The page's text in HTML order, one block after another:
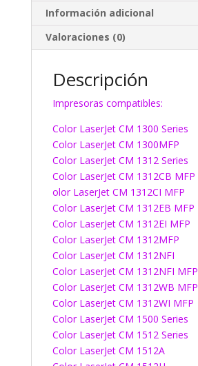
Información adicional
Valoraciones (0)
Descripción
Impresoras compatibles:
Color LaserJet CM 1300 Series
Color LaserJet CM 1300MFP
Color LaserJet CM 1312 Series
Color LaserJet CM 1312CB MFP
olor LaserJet CM 1312CI MFP
Color LaserJet CM 1312EB MFP
Color LaserJet CM 1312EI MFP
Color LaserJet CM 1312MFP
Color LaserJet CM 1312NFI
Color LaserJet CM 1312NFI MFP
Color LaserJet CM 1312WB MFP
Color LaserJet CM 1312WI MFP
Color LaserJet CM 1500 Series
Color LaserJet CM 1512 Series
Color LaserJet CM 1512A